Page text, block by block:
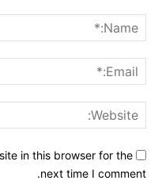
in this browser for the
next time I comment.